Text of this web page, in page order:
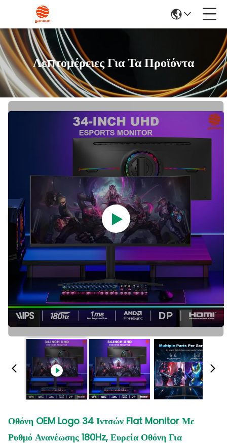
Λεπτομέρειες Για Τα Προϊόντα
Οθόνη OEM Logo 34 Ιντσών Flat Monitor Με
Ρυθμό Ανανέωσης 180Hz, Ευρεία Οθόνη Για